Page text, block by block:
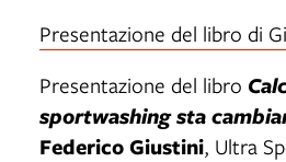
Presentazione del libro di
Presentazione del libro
sportwashing sta
Federico Giustini, Ultra